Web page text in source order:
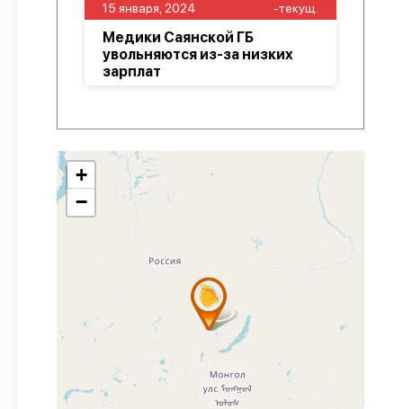
15 января, 2024 -текущ.
Медики Саянской ГБ
увольняются из-за низких
зарплат
+
−